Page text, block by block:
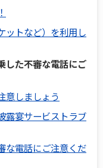
ットなど）を利用し
した不審な電話にご
意しましょう
露宴サービストラブ
な電話にご注意くだ